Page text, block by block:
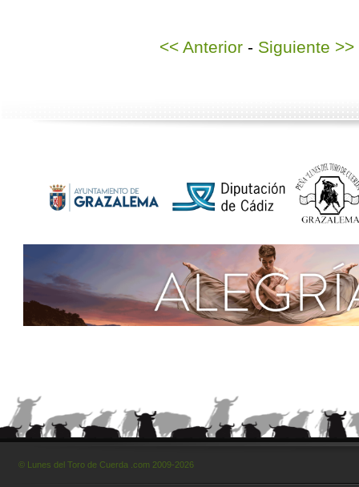
<< Anterior - Siguiente >>
© Lunes del Toro de Cuerda .com 2009-2026